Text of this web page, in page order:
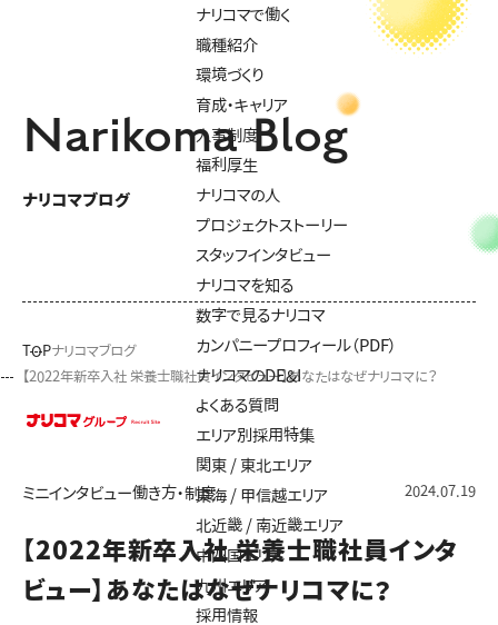
ナリコマで働く
職種紹介
環境づくり
育成・キャリア
人事制度
福利厚生
ナリコマの人
プロジェクトストーリー
スタッフインタビュー
ナリコマを知る
数字で見るナリコマ
カンパニープロフィール（PDF）
ナリコマのDE&I
よくある質問
エリア別採用特集
関東 / 東北エリア
東海 / 甲信越エリア
北近畿 / 南近畿エリア
中四国エリア
九州エリア
採用情報
Narikoma Blog
ナリコマブログ
TOPナリコマブログ
【2022年新卒入社 栄養士職社員インタビュー】あなたはなぜナリコマに？
ミニインタビュー働き方・制度 2024.07.19
【2022年新卒入社 栄養士職社員インタ
ビュー】あなたはなぜナリコマに？